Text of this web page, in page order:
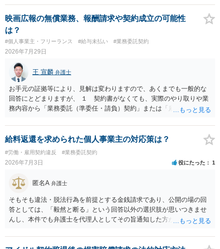
映画広報の無償業務、報酬請求や契約成立の可能性
は？
#個人事業主・フリーランス #給与未払い #業務委託契約
2026年7月29日
王 宣麟 弁護士
お手元の証拠等により、見解は変わりますので、あくまでも一般的な
回答にとどまりますが、 １ 契約書がなくても、実際のやり取りや業
務内容から「業務委託（準委任・請負）契約」または「雇用契約」が
ランティア・無償協力という色彩が強かった場合には、契約内容（有
償か無償か）について当事者間の認識が大きな争点となり得ます。
２ 上記を前提に、これまでの業務についても、有償の業務委託契約
や雇用契約が成立していた前提で給与を請求するルートなどが理論上
考えられます。 もっとも、裁判等で必ず認められるわけではなく、当
事者の認識やメール・チャットの内容等の証拠関係によって結論が変
わります。 ３ 報酬額については、事前の取決めがなくても、同種業
務の相場や通常の報酬水準を基準に「相当額」を算定して請求するこ
と自体は法律上否定されません。 ただし、相手方が「無償のつもりだ
った」と反論する可能性も高く、請求額の全額がそのまま認められる
とは限らないため、交渉の場面では「理論上の満額」と「現実的な落
としどころ」を分けて考える必要があります。 ４ 制作側から名刺が
支給され、その肩書きで外部と打合せ・広報活動を行っていた事実
給料返還を求められた個人事業主の対応策は？
#労働・雇用契約違反 #業務委託契約
2026年7月3日 役にたった 1
匿名A 弁護士
そもそも違法・脱法行為を前提とする金銭請求であり、公開の場の回
答としては、「毅然と断る」という回答以外の選択肢が思いつきませ
んし、本件でも弁護士を代理人としてその旨通知した方がよい事案で